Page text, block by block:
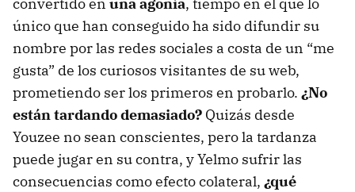
convertido en una agonía, tiempo en el que lo
único que han conseguido ha sido difundir su
nombre por las redes sociales a costa de un “me
gusta” de los curiosos visitantes de su web,
prometiendo ser los primeros en probarlo. ¿No
están tardando demasiado? Quizás desde
Youzee no sean conscientes, pero la tardanza
puede jugar en su contra, y Yelmo sufrir las
consecuencias como efecto colateral, ¿qué